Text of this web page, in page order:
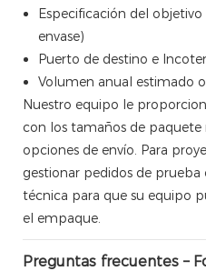
Especificación del
envase)
Puerto de destino e
Volumen anual estimado
Nuestro equipo le
con los tamaños de paquete
opciones de envío. Para
gestionar pedidos de prueba
técnica para que su equipo
el empaque.
Preguntas frecuentes –